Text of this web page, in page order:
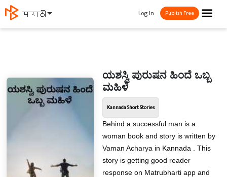
मराठी ☰
Log In Publish Free
ಯಶಸ್ವಿ ಪುರುಷನ ಹಿಂದೆ ಒಬ್ಬ
ಮಹಿಳೆ
Kannada Short Stories
Behind a successful man is a
woman book and story is written by
Vaman Acharya in Kannada . This
story is getting good reader
response on Matrubharti app and